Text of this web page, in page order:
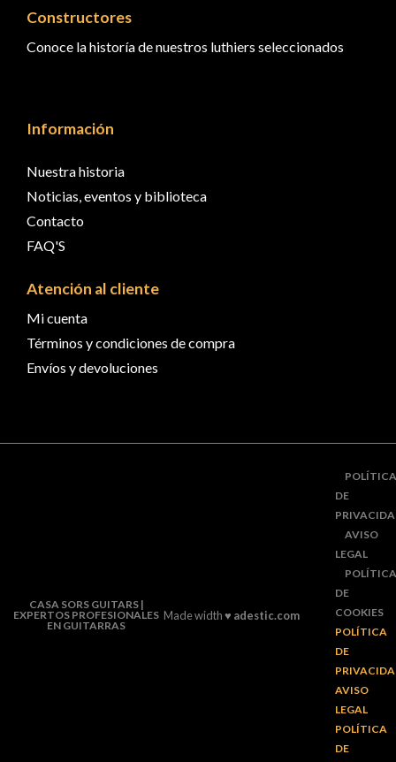
Constructores
Conoce la historía de nuestros luthiers seleccionados
Información
Nuestra historia
Noticias, eventos y biblioteca
Contacto
FAQ'S
Atención al cliente
Mi cuenta
Términos y condiciones de compra
Envíos y devoluciones
CASA SORS GUITARS |
EXPERTOS PROFESIONALES
EN GUITARRAS
Made width ♥ adestic.com
DE
AVISO
LEGAL
DE
COOKIES
POLÍTICA
DE
AVISO
LEGAL
POLÍTICA
DE